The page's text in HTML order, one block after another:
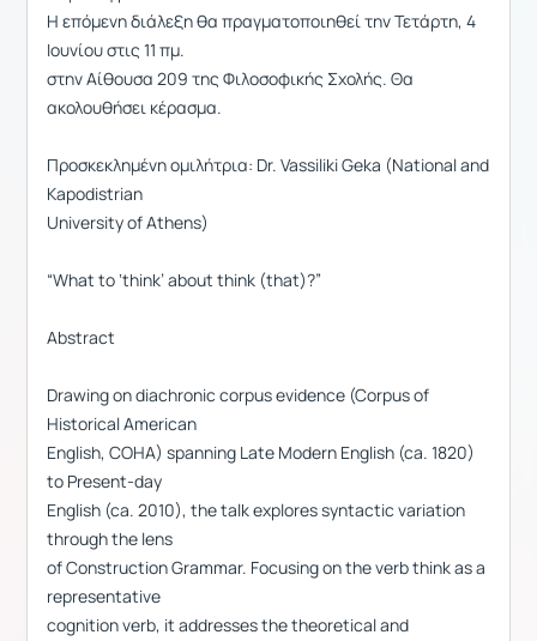
Η επόμενη διάλεξη θα πραγματοποιηθεί την Τετάρτη, 4
Ιουνίου στις 11 πμ.
στην Αίθουσα 209 της Φιλοσοφικής Σχολής. Θα
ακολουθήσει κέρασμα.
Προσκεκλημένη ομιλήτρια: Dr. Vassiliki Geka (National and
Kapodistrian
University of Athens)
“What to ‘think’ about think (that)?”
Abstract
Drawing on diachronic corpus evidence (Corpus of
Historical American
English, COHA) spanning Late Modern English (ca. 1820)
to Present-day
English (ca. 2010), the talk explores syntactic variation
through the lens
of Construction Grammar. Focusing on the verb think as a
representative
cognition verb, it addresses the theoretical and